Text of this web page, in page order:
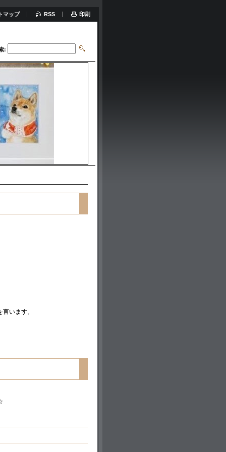
:
います。
マップ RSS 印刷